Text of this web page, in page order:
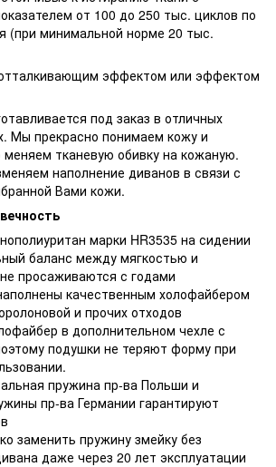
от 100 до 250 тыс. циклов по
(при минимальной норме 20 тыс.
эффектом или эффектом
под заказ в отличных
Мы прекрасно понимаем кожу и
меняем тканевую обивку на кожаную.
наполнение диванов в связи с
Вами кожи.
марки HR3535 на сидении
баланс между мягкостью и
просаживаются с годами
качественным холофайбером
и прочих отходов
в дополнительном чехле с
подушки не теряют форму при
пружина пр-ва Польши и
пр-ва Германии гарантируют
заменить пружину змейку без
даже через 20 лет эксплуатации